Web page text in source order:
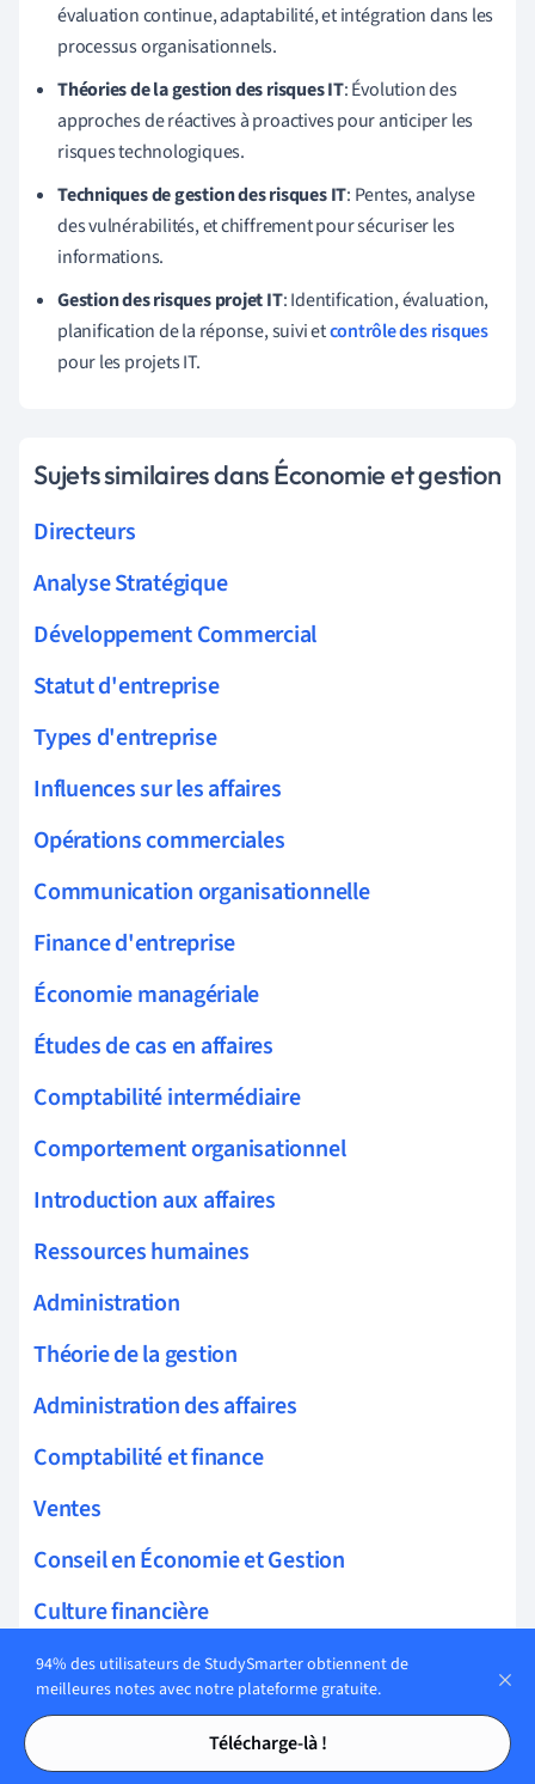
Tables des matières
Tables des matières
évaluation continue, adaptabilité, et intégration dans les
processus organisationnels.
Théories de la gestion des risques IT: Évolution des
approches de réactives à proactives pour anticiper les
risques technologiques.
Techniques de gestion des risques IT: Pentes, analyse
des vulnérabilités, et chiffrement pour sécuriser les
informations.
Gestion des risques projet IT: Identification, évaluation,
planification de la réponse, suivi etcontrôle des risques
pour les projets IT.
Sujets similaires dans Économie et gestion
Directeurs
Analyse Stratégique
Développement Commercial
Statut d'entreprise
Types d'entreprise
Influences sur les affaires
Opérations commerciales
Communication organisationnelle
Finance d'entreprise
Économie managériale
Études de cas en affaires
Comptabilité intermédiaire
Comportement organisationnel
Introduction aux affaires
Ressources humaines
Administration
Théorie de la gestion
Administration des affaires
Comptabilité et finance
Ventes
Conseil en Économie et Gestion
Culture financière
Acquisition de talents
Startups
Entreprise familiale
94% des utilisateurs de StudySmarter obtiennent de
meilleures notes avec notre plateforme gratuite.
Télécharge-là !